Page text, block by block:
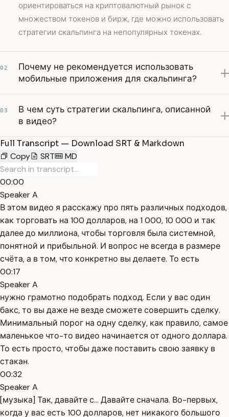
ориентироваться на криптовалютный рынок с
множеством токенов и бирж, где можно использовать
стратегии скальпинга на непопулярных токенах.
02
Почему не рекомендуется использовать
мобильные приложения для скальпинга?
03
В чем суть стратегии скальпинга, описанной
в видео?
Full Transcript — Download SRT & Markdown
Copy
SRT MD
00:00
Speaker A
В этом видео я расскажу про пять различных подходов,
как торговать на 100 долларов, на 1 000, 10 000 и так
далее до миллиона, чтобы торговля была системной,
понятной и прибыльной. И вопрос не всегда в размере
счёта, а в том, что конкретно вы делаете. То есть
00:17
Speaker A
нужно грамотно подобрать подход. Если у вас один
бакс, то вы даже не везде сможете совершить сделку.
Минимальный порог на одну сделку, как правило, самое
маленькое что-то видео начинается от одного доллара.
То есть просто, чтобы даже поставить свою заявку в
стакан.
00:32
Speaker A
[музыка] Так, давайте с... Давайте сначала. Во-первых,
когда у вас есть 100 долларов, нет никакого большого